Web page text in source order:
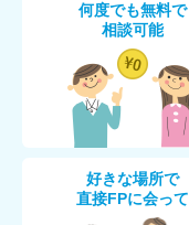
何度でも無料で
相談可能
好きな場所で
直接FPに会って